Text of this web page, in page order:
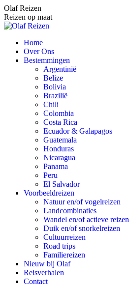
Spring
naar
content
Olaf Reizen
Reizen op maat
Home
Over Ons
Bestemmingen
Argentinië
Belize
Bolivia
Brazilië
Chili
Colombia
Costa Rica
Ecuador & Galapagos
Guatemala
Honduras
Nicaragua
Panama
Peru
El Salvador
Voorbeeldreizen
Natuur en/of vogelreizen
Landcombinaties
Wandel en/of actieve reizen
Duik en/of snorkelreizen
Cultuurreizen
Road trips
Familiereizen
Nieuw bij Olaf
Reisverhalen
Contact